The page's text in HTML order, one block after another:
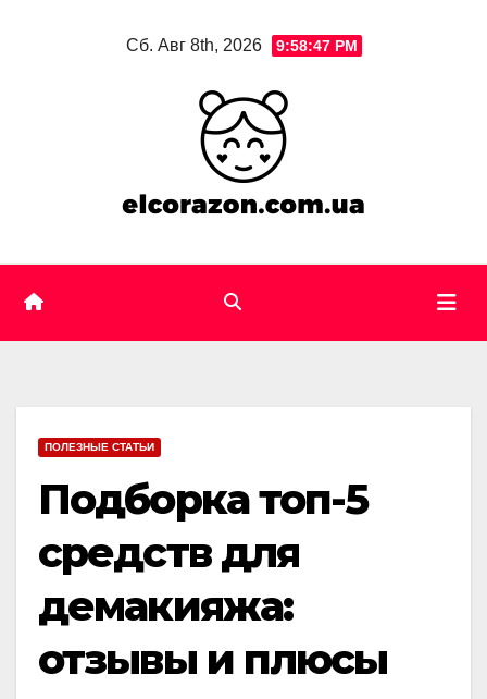
Сб. Авг 8th, 2026 9:58:48 PM
ПОЛЕЗНЫЕ СТАТЬИ
Подборка топ-5
средств для
демакияжа:
отзывы и плюсы